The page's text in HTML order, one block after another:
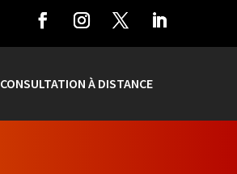
CONSULTATION À DISTANCE